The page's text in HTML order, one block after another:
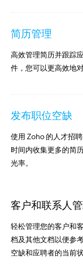
简历管理
高效管理简历并跟踪
件，您可以更高效地
发布职位空缺
使用 Zoho 的人才招
时间内收集更多的简
光率。
客户和联系人
轻松管理您的客户和
档及其他文档以便参
空缺和应聘者的当前状